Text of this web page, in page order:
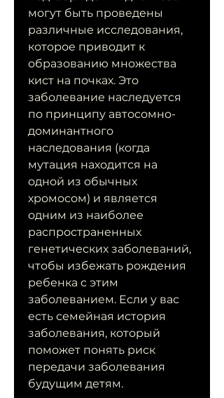
могут быть проведены
различные исследования,
которое приводит к
образованию множества
кист на почках. Это
заболевание наследуется
по принципу автосомно-
доминантного
наследования (когда
мутация находится на
одной из обычных
хромосом) и является
одним из наиболее
распространенных
генетических заболеваний,
чтобы избежать рождения
ребенка с этим
заболеванием. Если у вас
есть семейная история
заболевания, который
поможет понять риск
передачи заболевания
будущим детям.